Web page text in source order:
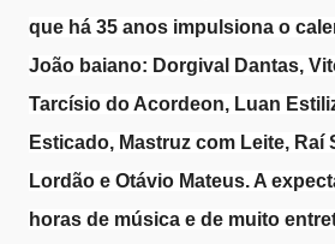
que há 35 anos impulsiona o
João baiano: Dorgival Dantas,
Tarcísio do Acordeon, Luan
Esticado, Mastruz com Leite, Raí
Lordão e Otávio Mateus. A
horas de música e de muito